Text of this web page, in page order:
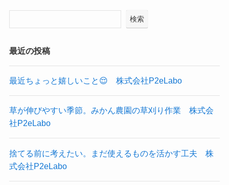
検索
最近の投稿
最近ちょっと嬉しいこと😌 株式会社P2eLabo
草が伸びやすい季節。みかん農園の草刈り作業 株式会
社P2eLabo
捨てる前に考えたい。まだ使えるものを活かす工夫 株
式会社P2eLabo